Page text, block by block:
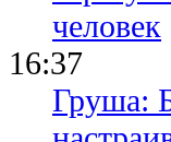
человек
16:37
Груша: